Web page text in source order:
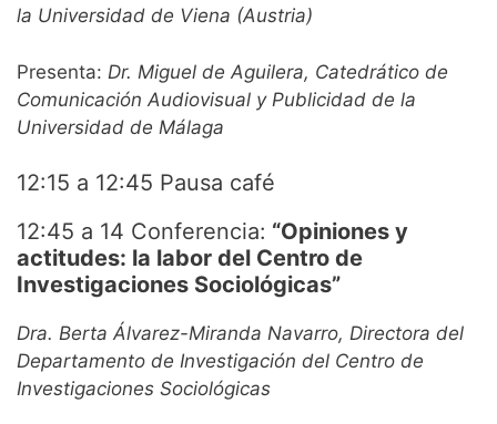
la Universidad de Viena (Austria)
Presenta: Dr. Miguel de Aguilera, Catedrático de
Comunicación Audiovisual y Publicidad de la
Universidad de Málaga
12:15 a 12:45 Pausa café
12:45 a 14 Conferencia: “Opiniones y
actitudes: la labor del Centro de
Investigaciones Sociológicas”
Dra. Berta Álvarez-Miranda Navarro, Directora del
Departamento de Investigación del Centro de
Investigaciones Sociológicas